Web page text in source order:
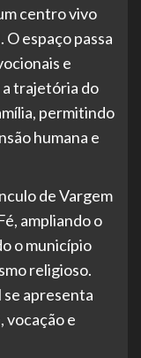
centro vivo
espaço passa
e
trajetória do
permitindo
humana e
de Vargem
ampliando o
o município
religioso.
se apresenta
vocação e